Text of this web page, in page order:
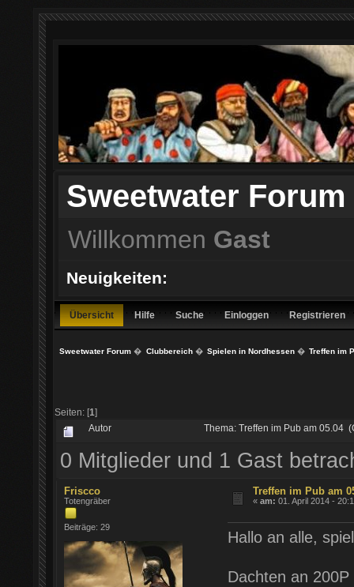
Sweetwater Forum
Willkommen Gast
Neuigkeiten:
Übersicht Hilfe Suche Einloggen Registrieren
Sweetwater Forum � Clubbereich� Spielen in Nordhessen� Treffen im
Seiten: [1]
Autor Thema: Treffen im Pub am 05.04
0 Mitglieder und 1 Gast
Friscco
Totengräber
Beiträge: 29
Treffen im Pub am
«am: 01. April 2014 -
Hallo an alle,
Dachten an